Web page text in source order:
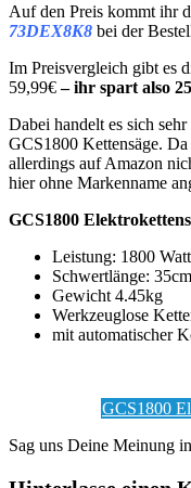
Auf den Preis kommt ihr
73DEX8K8 bei der
Im Preisvergleich gibt es
59,99€– ihr spart also
Dabei handelt es sich
GCS1800 Kettensäge.
allerdings auf Amazon
hier ohne Markenname
GCS1800
Leistung: 1800 Watt
Schwertlänge: 35cm
Gewicht 4.45kg
Werkzeuglose
mit automatischer
GCS1800
Sag uns Deine Meinung